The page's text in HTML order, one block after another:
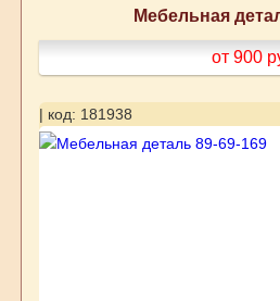
Мебельная
от 900
| код: 181938